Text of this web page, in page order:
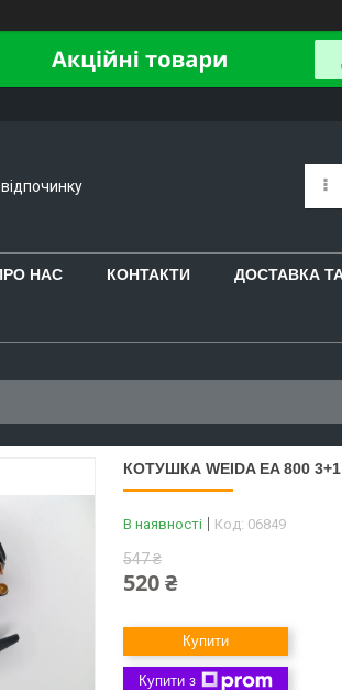
НАС КОНТАКТИ ДОСТАВКА
КОТУШКА WEIDA EA 800 3+1
В наявності Код: 06849
547 ₴
520 ₴
Купити
Купити з